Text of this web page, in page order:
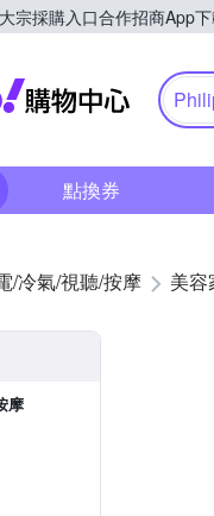
宗採購入口合作招商App
Yahoo
點換券
/冷氣/視聽/按摩 美容
摩